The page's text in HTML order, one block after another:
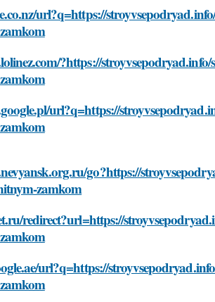
url?q=https://
?https://
url?q=https://
go?https://
zamkom
redirect?url=https://
url?q=https://